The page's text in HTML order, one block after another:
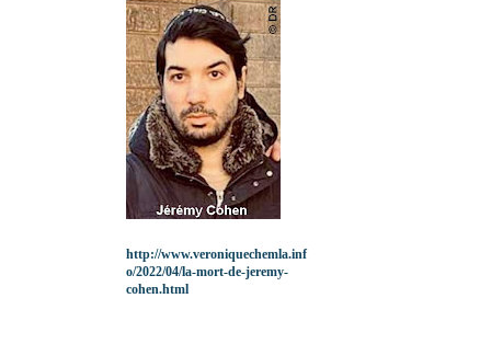
http://www.veroniquechemla.inf
o/2022/04/la-mort-de-jeremy-
cohen.html